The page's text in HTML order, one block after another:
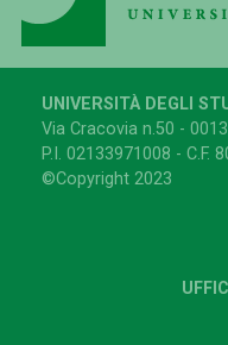
UNIVERSITÀ DEGLI
Via Cracovia n.50 -
P.I. 02133971008 - C.F.
©Copyright 2023